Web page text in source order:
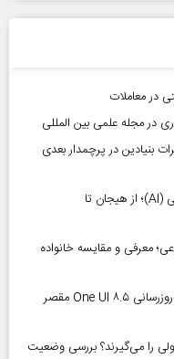
در معاملات
در مجله علمی بین المللی
تغییرات بنیادین در پرچمدار بعدی
رشد خیره‌کننده بازار توکن‌های هوش مصنوعی (AI)؛ از هیجان تا
معرفی و مقایسه خانواده
بحران باتری در گوشی‌های سامسونگ؛ آیا به‌روزرسانی One UI ۸.۵ مقصر
را می‌گیرند؟ بررسی وضعیت